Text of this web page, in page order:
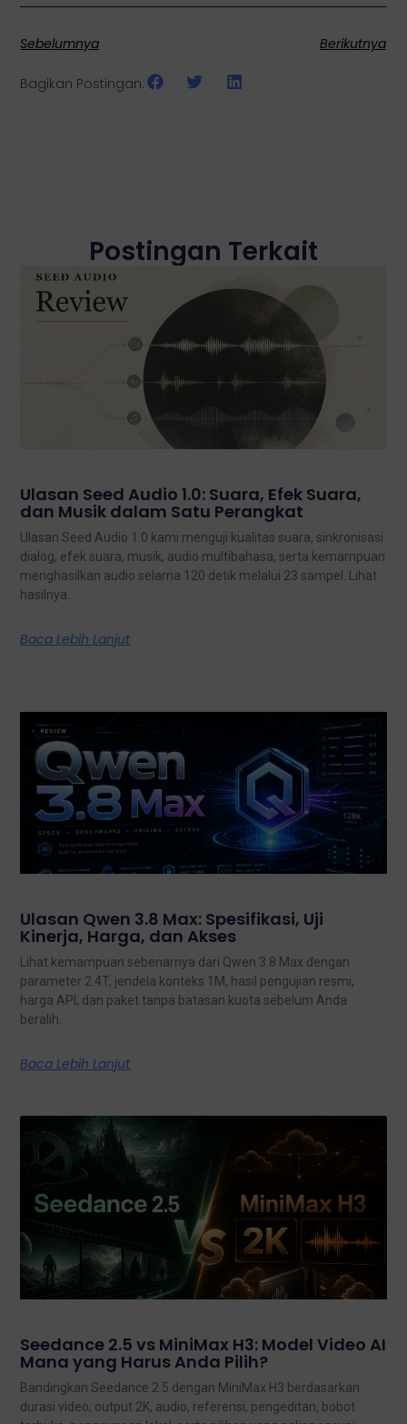
Sebelumnya Berikutnya
Bagikan Postingan:
Postingan Terkait
Ulasan Seed Audio 1.0: Suara, Efek Suara,
dan Musik dalam Satu Perangkat
Ulasan Seed Audio 1.0 kami menguji kualitas suara, sinkronisasi
dialog, efek suara, musik, audio multibahasa, serta kemampuan
menghasilkan audio selama 120 detik melalui 23 sampel. Lihat
hasilnya.
Baca Lebih Lanjut
Ulasan Qwen 3.8 Max: Spesifikasi, Uji
Kinerja, Harga, dan Akses
Lihat kemampuan sebenarnya dari Qwen 3.8 Max dengan
parameter 2.4T, jendela konteks 1M, hasil pengujian resmi,
harga API, dan paket tanpa batasan kuota sebelum Anda
beralih.
Baca Lebih Lanjut
Seedance 2.5 vs MiniMax H3: Model Video AI
Mana yang Harus Anda Pilih?
Bandingkan Seedance 2.5 dengan MiniMax H3 berdasarkan
durasi video, output 2K, audio, referensi, pengeditan, bobot